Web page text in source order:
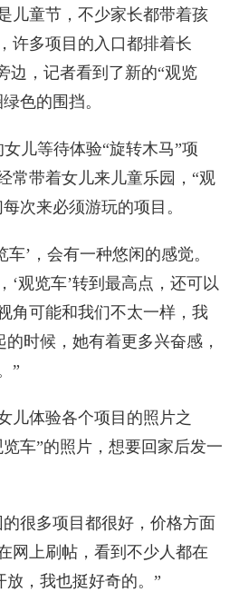
儿童节，不少家长都带着孩
许多项目的入口都排着长
边，记者看到了新的“观览
色的围挡。
儿等待体验“旋转木马”项
常带着女儿来儿童乐园，“观
次来必须游玩的项目。
车’，会有一种悠闲的感觉。
‘观览车’转到最高点，还可以
角可能和我们不太一样，我
的时候，她有着更多兴奋感，
”
儿体验各个项目的照片之
车”的照片，想要回家后发一
很多项目都很好，价格方面
网上刷帖，看到不少人都在
放，我也挺好奇的。”